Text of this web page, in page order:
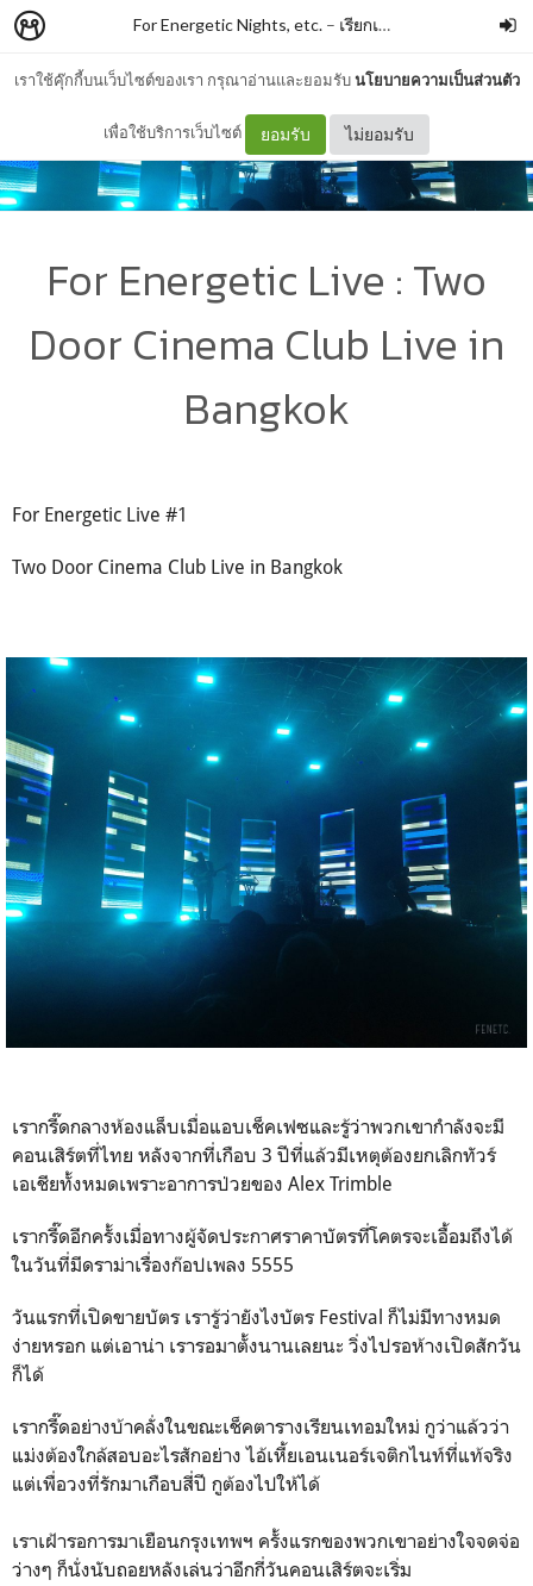
เราใช้คุ๊กกี้บนเว็บไซต์ของเรา กรุณาอ่านและยอมรับนโยบายความเป็นส่วนตัว
เพื่อใช้บริการเว็บไซต์ ยอมรับ ไม่ยอมรับ
For Energetic Nights, etc. – เรียกเนี้ยวก็ได้
For Energetic Live : Two
Door Cinema Club Live in
Bangkok
For Energetic Live #1
Two Door Cinema Club Live in Bangkok
เรากรี๊ดกลางห้องแล็บเมื่อแอบเช็คเฟซและรู้ว่าพวกเขากำลังจะมี
คอนเสิร์ตที่ไทย หลังจากที่เกือบ 3 ปีที่แล้วมีเหตุต้องยกเลิกทัวร์
เอเชียทั้งหมดเพราะอาการป่วยของ Alex Trimble
เรากรี๊ดอีกครั้งเมื่อทางผู้จัดประกาศราคาบัตรที่โคตรจะเอื้อมถึงได้
ในวันที่มีดราม่าเรื่องก๊อปเพลง 5555
วันแรกที่เปิดขายบัตร เรารู้ว่ายังไงบัตร Festival ก็ไม่มีทางหมด
ง่ายหรอก แต่เอาน่า เรารอมาตั้งนานเลยนะ วิ่งไปรอห้างเปิดสักวัน
ก็ได้
เรากรี๊ดอย่างบ้าคลั่งในขณะเช็คตารางเรียนเทอมใหม่ กูว่าแล้วว่า
แม่งต้องใกล้สอบอะไรสักอย่าง ไอ้เหี้ยเอนเนอร์เจติกไนท์ที่แท้จริง
แต่เพื่อวงที่รักมาเกือบสี่ปี กูต้องไปให้ได้
เราเฝ้ารอการมาเยือนกรุงเทพฯ ครั้งแรกของพวกเขาอย่างใจจดจ่อ
ว่างๆ ก็นั่งนับถอยหลังเล่นว่าอีกกี่วันคอนเสิร์ตจะเริ่ม